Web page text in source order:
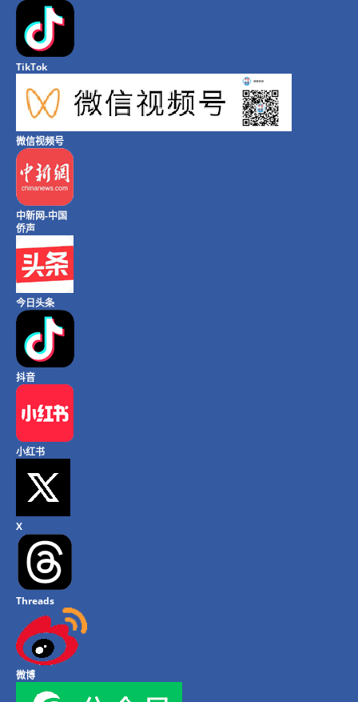
TikTok
微信视频号
中新网-中国
侨声
今日头条
抖音
小红书
X
Threads
微博